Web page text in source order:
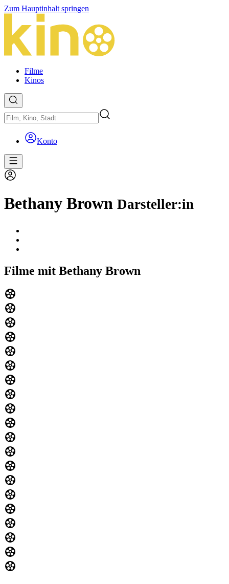
Zum Hauptinhalt springen
Filme
Kinos
Konto
Bethany Brown Darsteller:in
Filme mit Bethany Brown